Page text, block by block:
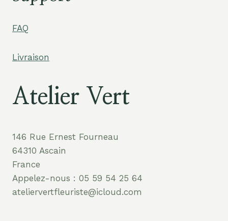
FAQ
Livraison
Atelier Vert
146 Rue Ernest Fourneau
64310 Ascain
France
Appelez-nous : 05 59 54 25 64
ateliervertfleuriste@icloud.com